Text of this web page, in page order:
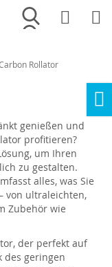
Merkliste
Rollator
genießen und
profitieren?
um Ihren
zu gestalten.
alles, was Sie
von ultraleichten,
Zubehör wie
der perfekt auf
des geringen